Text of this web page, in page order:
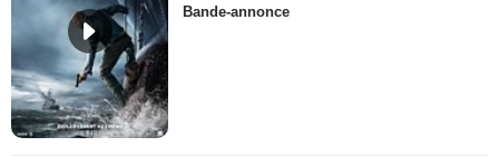
Bande-annonce